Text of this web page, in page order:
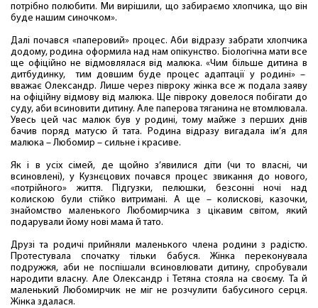
потрібно полюбити. Ми вирішили, що забираємо хлопчика, що він
буде нашим синочком».
Далі почався «паперовий» процес. Аби відразу забрати хлопчика
додому, родина оформила над нам опікунство. Біологічна мати все
ще офіційно не відмовлялася від малюка. «Чим більше дитина в
дитбудинку, тим довшим буде процес адаптації у родині» –
вважає Олександр. Лише через півроку жінка все ж подала заяву
на офіційну відмову від малюка. Ще півроку довелося побігати до
суду, аби всиновити дитину. Але паперова тяганина не втомлювала.
Увесь цей час малюк був у родині, тому майже з перших днів
бачив поряд матусю й тата. Родина відразу вигадала ім’я для
малюка – Любомир – сильне і красиве.
Як і в усіх сімей, де щойно з’явилися діти (чи то власні, чи
всиновлені), у Кузнєцових почався процес звикання до нового,
«потрійного» життя. Підгузки, пелюшки, безсонні ночі над
колискою були стійко витримані. А ще – колискові, казочки,
знайомство маленького Любомирчика з цікавим світом, який
подарували йому нові мама й тато.
Друзі та родичі прийняли маленького члена родини з радістю.
Протестувала спочатку тільки бабуся. Жінка переконувала
подружжя, аби не поспішали всиновлювати дитину, спробували
народити власну. Але Олександр і Тетяна стояла на своєму. Та й
маленький Любомирчик не міг не розчулити бабусиного серця.
Жінка здалася.